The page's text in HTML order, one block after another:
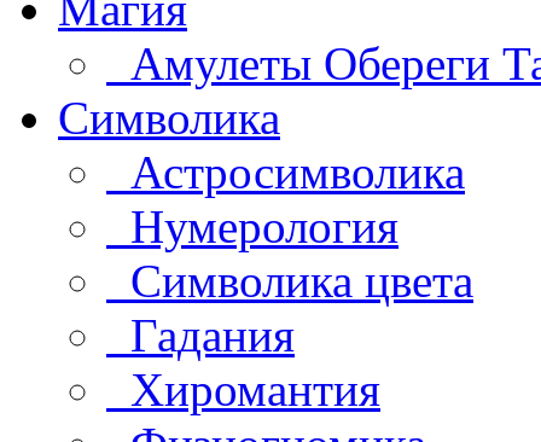
Амулеты Обереги
Символика
Астросимволика
Нумерология
Символика цвета
Гадания
Хиромантия